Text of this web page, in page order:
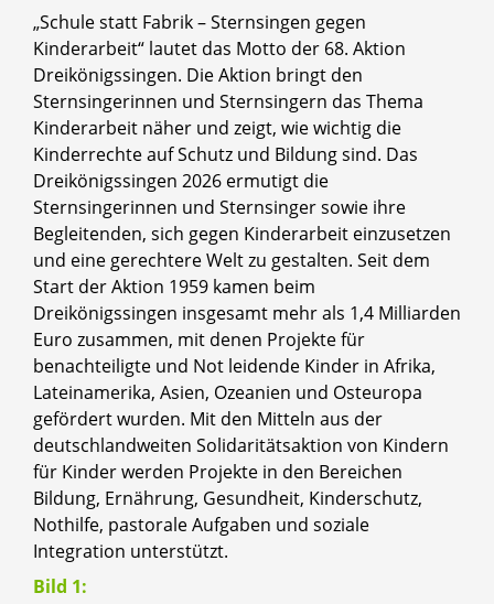
„Schule statt Fabrik – Sternsingen gegen
Kinderarbeit“ lautet das Motto der 68. Aktion
Dreikönigssingen. Die Aktion bringt den
Sternsingerinnen und Sternsingern das Thema
Kinderarbeit näher und zeigt, wie wichtig die
Kinderrechte auf Schutz und Bildung sind. Das
Dreikönigssingen 2026 ermutigt die
Sternsingerinnen und Sternsinger sowie ihre
Begleitenden, sich gegen Kinderarbeit einzusetzen
und eine gerechtere Welt zu gestalten. Seit dem
Start der Aktion 1959 kamen beim
Dreikönigssingen insgesamt mehr als 1,4 Milliarden
Euro zusammen, mit denen Projekte für
benachteiligte und Not leidende Kinder in Afrika,
Lateinamerika, Asien, Ozeanien und Osteuropa
gefördert wurden. Mit den Mitteln aus der
deutschlandweiten Solidaritätsaktion von Kindern
für Kinder werden Projekte in den Bereichen
Bildung, Ernährung, Gesundheit, Kinderschutz,
Nothilfe, pastorale Aufgaben und soziale
Integration unterstützt.
Bild 1: